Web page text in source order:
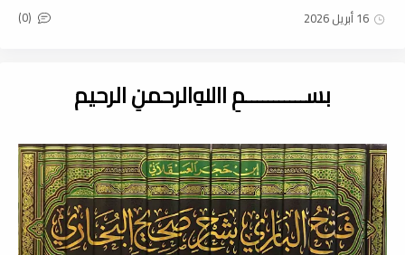
16 أبريل 2026 (0)
بســـــــــــمِ اﷲِالرحمنِ الرحيم